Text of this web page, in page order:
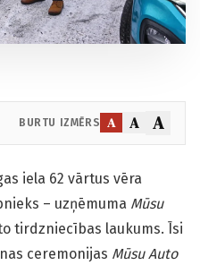
BURTU IZMĒRS A A A
iela 62 vārtus vēra
– uzņēmuma Mūsu
tirdzniecības laukums. Īsi
ceremonijas Mūsu Auto